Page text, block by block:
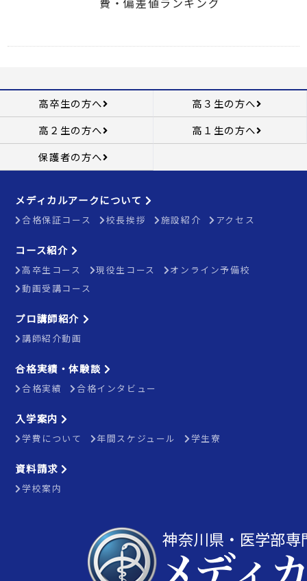
高卒生の方へ
高３生の方へ
高２生の方へ
高１生の方へ
保護者の方へ
メディカルアークについて
合格保証コース 校長挨拶 施設紹介 アクセス
コース紹介
高卒生コース 現役生コース
オンライン予備校
動画受講コース
プロ講師紹介
講師紹介動画
合格実績・体験談
合格実績 合格インタビュー
入学案内
学費について 年間スケジュール 学生寮
資料請求
学校案内